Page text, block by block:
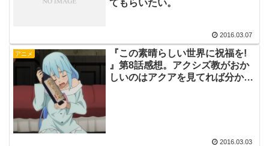
てもらいたい。
2016.03.07
アニメ
『この素晴らしい世界に祝福を!
』第8話感想。アクシズ教がおか
しいのはアクアを見てれば分かり
2016.03.03